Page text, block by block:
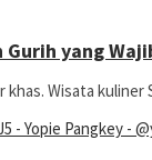
yang
Wisata